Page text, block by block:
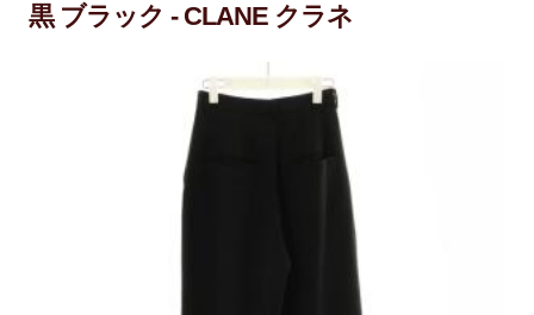
黒 ブラック - CLANE クラネ